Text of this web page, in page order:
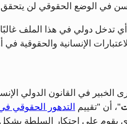
في الوضع الحقوقي لن يتحقق
تدخل دولي في هذا الملف
الإنسانية والحقوقية في
في القانون الدولي
"، أن "تقييم التدهور الحقوقي
يقوم على احتكار السلطة